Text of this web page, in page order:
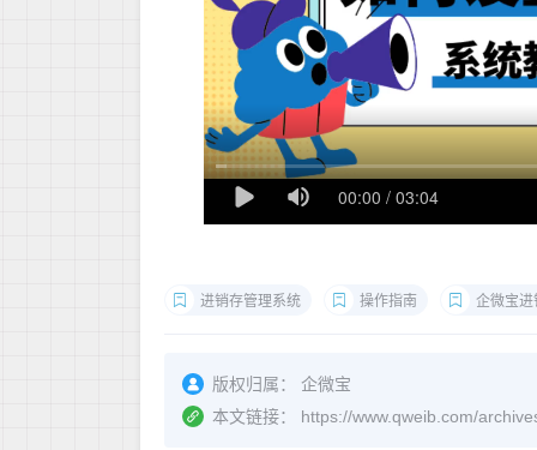
进销存管理系统 操作指南 企微宝进
版权归属：
企微宝
本文链接：
https://www.qweib.com/